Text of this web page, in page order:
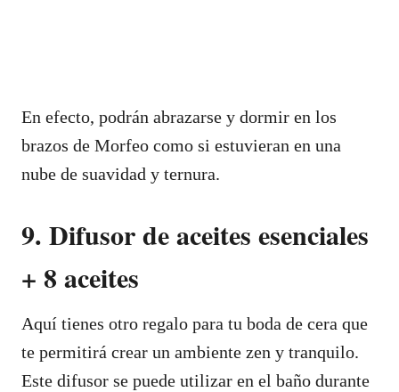
En efecto, podrán abrazarse y dormir en los
brazos de Morfeo como si estuvieran en una
nube de suavidad y ternura.
9. Difusor de aceites esenciales
+ 8 aceites
Aquí tienes otro regalo para tu boda de cera que
te permitirá crear un ambiente zen y tranquilo.
Este difusor se puede utilizar en el baño durante